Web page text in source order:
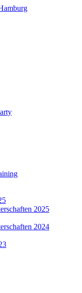
2025
2024